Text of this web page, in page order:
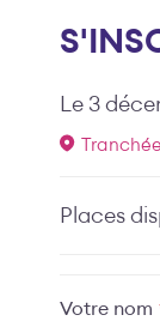
Le 3
Places
Votre nom